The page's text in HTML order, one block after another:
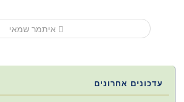
Post איתמר שמאי
עדכונים אחרונים